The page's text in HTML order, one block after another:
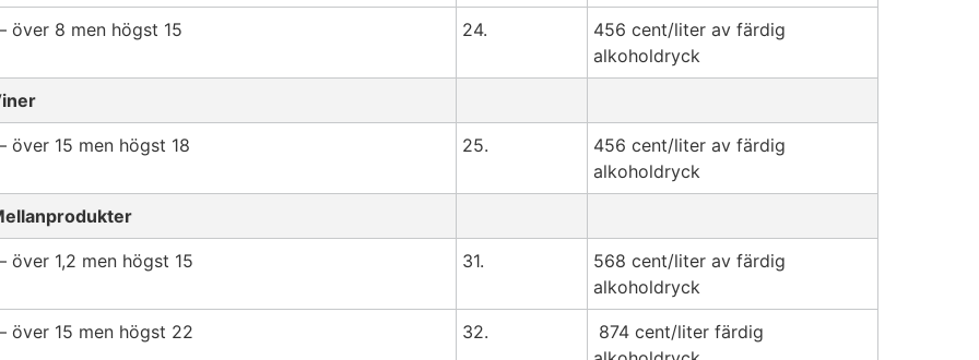
över 8 men högst 15 24.
456 cent/liter av färdig
alkoholdryck
över 15 men högst 18 25.
456 cent/liter av färdig
alkoholdryck
över 1,2 men högst 15 31.
568 cent/liter av färdig
alkoholdryck
över 15 men högst 22 32.
874 cent/liter färdig